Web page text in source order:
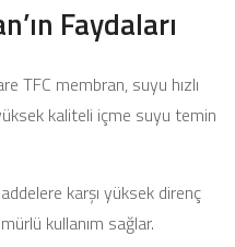
Faydaları
TFC membran, suyu hızlı
kaliteli içme suyu temin
karşı yüksek direnç
kullanım sağlar.